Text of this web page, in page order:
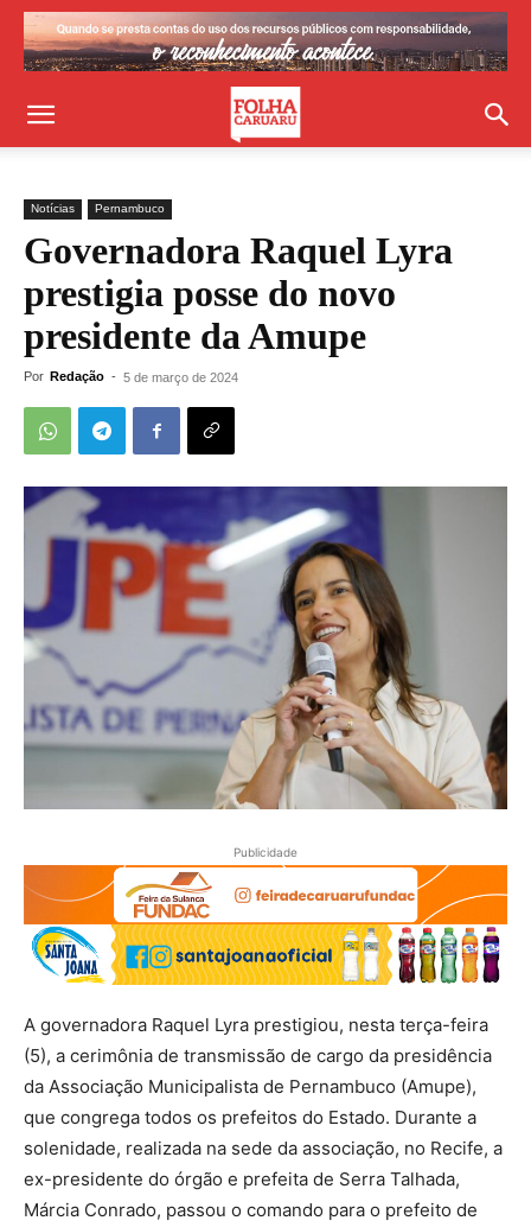
Notícias Pernambuco
Governadora Raquel Lyra
prestigia posse do novo
presidente da Amupe
Por Redação - 5 de março de 2024
Publicidade
A governadora Raquel Lyra prestigiou, nesta terça-feira
(5), a cerimônia de transmissão de cargo da presidência
da Associação Municipalista de Pernambuco (Amupe),
que congrega todos os prefeitos do Estado. Durante a
solenidade, realizada na sede da associação, no Recife, a
ex-presidente do órgão e prefeita de Serra Talhada,
Márcia Conrado, passou o comando para o prefeito de